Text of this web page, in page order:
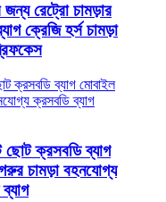
জন্য রেট্রো চামড়ার
ক্রেজি হর্স চামড়া
ছোট ক্রসবডি ব্যাগ
চামড়া বহনযোগ্য